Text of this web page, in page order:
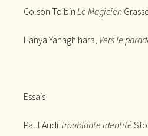
Colson Toibin Le Magicien
Hanya Yanaghihara, Vers le
Essais
Paul Audi Troublante identité